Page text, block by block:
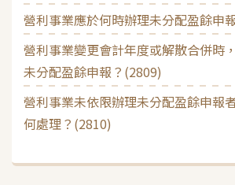
營利事業應於何時辦理未分配盈餘申
營利事業變更會計年度或解散合併時
未分配盈餘申報？(2809)
營利事業未依限辦理未分配盈餘申報
何處理？(2810)